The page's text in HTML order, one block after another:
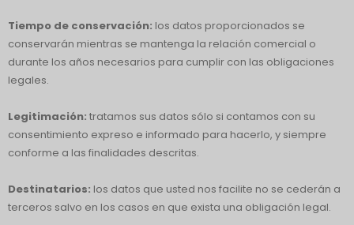
Tiempo de conservación: los datos proporcionados se
conservarán mientras se mantenga la relación comercial o
durante los años necesarios para cumplir con las obligaciones
legales.
Legitimación: tratamos sus datos sólo si contamos con su
consentimiento expreso e informado para hacerlo, y siempre
conforme a las finalidades descritas.
Destinatarios: los datos que usted nos facilite no se cederán a
terceros salvo en los casos en que exista una obligación legal.